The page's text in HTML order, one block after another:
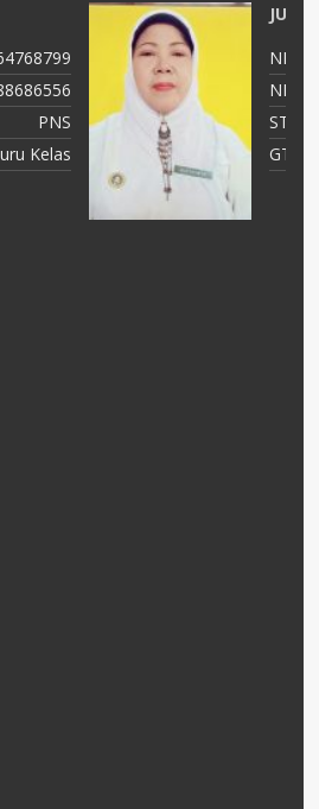
JUWARIYAH,S.Pd, M.Pd
NIK
3575014601690001
NIP
196901062005012003
STAT
PNS
GTK
Guru Kelas